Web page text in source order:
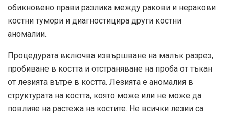
обикновено прави разлика между ракови и неракови
костни тумори и диагностицира други костни
аномалии.
Процедурата включва извършване на малък разрез,
пробиване в костта и отстраняване на проба от тъкан
от лезията вътре в костта. Лезията е аномалия в
структурата на костта, която може или не може да
повлияе на растежа на костите. Не всички лезии са